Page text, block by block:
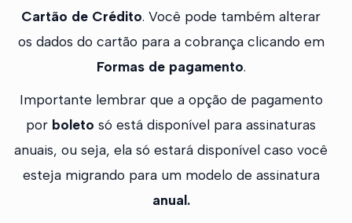
Cartão de Crédito. Você pode também alterar
os dados do cartão para a cobrança clicando em
Formas de pagamento.
Importante lembrar que a opção de pagamento
por boleto só está disponível para assinaturas
anuais, ou seja, ela só estará disponível caso você
esteja migrando para um modelo de assinatura
anual.